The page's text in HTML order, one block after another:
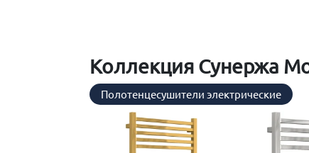
Коллекция Сунержа
Полотенцесушители электрические